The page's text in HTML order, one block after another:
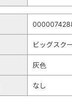
ビッグスク
灰色
なし